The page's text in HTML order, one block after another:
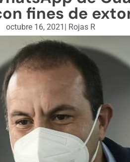
fines de
octubre 16, 2021 Rojas R